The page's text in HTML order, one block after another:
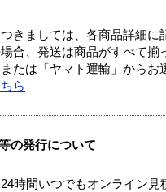
きましては、各商品詳細に
合、発送は商品がすべて揃
たは「ヤマト運輸」からお
ら
の発行について
時間いつでもオンライン見